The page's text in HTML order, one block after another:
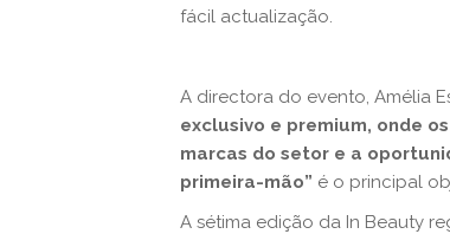
fácil actualização.
A directora do evento, Amélia
exclusivo e premium, onde
marcas do setor e a
primeira-mão” é o principal
A sétima edição da In Beauty